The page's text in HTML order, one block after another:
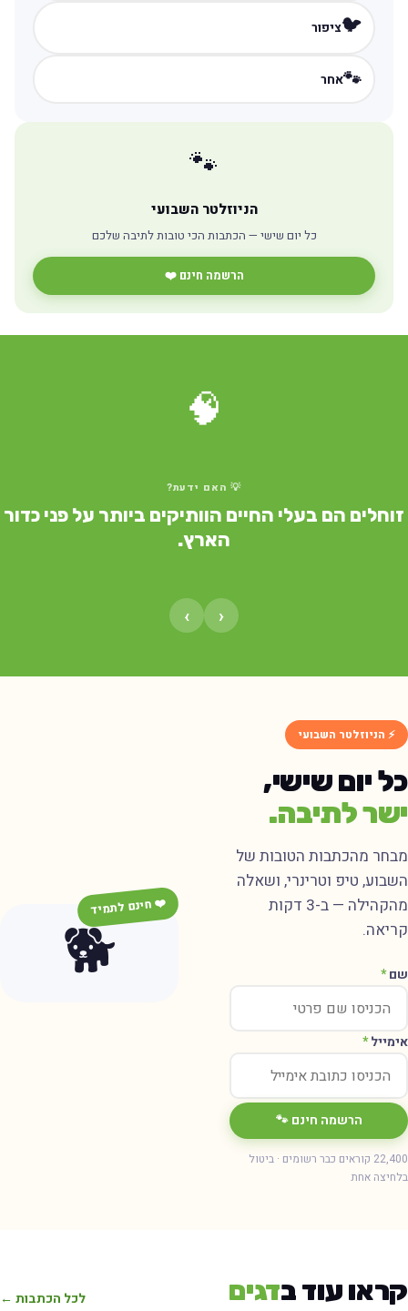
🐦ציפור
🐾אחר
🐾
הניוזלטר השבועי
כל יום שישי — הכתבות הכי טובות לתיבה שלכם
הרשמה חינם ❤️
🧠
💡 האם ידעת?
הם בעלי החיים הוותיקים ביותר על פני כדור
הארץ.
⚡ הניוזלטר השבועי
יום שישי,
לתיבה.
מהכתבות הטובות של
טיפ וטרינרי, ושאלה
מהקהילה — ב-3 דקות
*
*
הרשמה חינם 🐾
22,400 קוראים כבר רשומים · ביטול
אחת
🐕
❤️ חינם לתמיד
עוד בדגים לכל הכתבות ←